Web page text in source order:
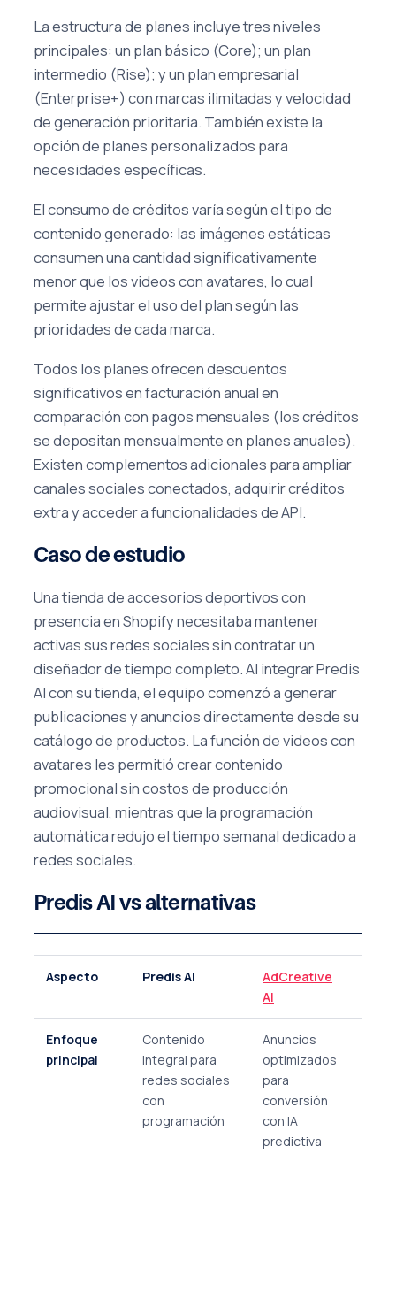
La estructura de planes incluye tres niveles
principales: un plan básico (Core); un plan
intermedio (Rise); y un plan empresarial
(Enterprise+) con marcas ilimitadas y velocidad
de generación prioritaria. También existe la
opción de planes personalizados para
necesidades específicas.
El consumo de créditos varía según el tipo de
contenido generado: las imágenes estáticas
consumen una cantidad significativamente
menor que los videos con avatares, lo cual
permite ajustar el uso del plan según las
prioridades de cada marca.
Todos los planes ofrecen descuentos
significativos en facturación anual en
comparación con pagos mensuales (los créditos
se depositan mensualmente en planes anuales).
Existen complementos adicionales para ampliar
canales sociales conectados, adquirir créditos
extra y acceder a funcionalidades de API.
Caso de estudio
Una tienda de accesorios deportivos con
presencia en Shopify necesitaba mantener
activas sus redes sociales sin contratar un
diseñador de tiempo completo. Al integrar Predis
AI con su tienda, el equipo comenzó a generar
publicaciones y anuncios directamente desde su
catálogo de productos. La función de videos con
avatares les permitió crear contenido
promocional sin costos de producción
audiovisual, mientras que la programación
automática redujo el tiempo semanal dedicado a
redes sociales.
Predis AI vs alternativas
Aspecto Predis AI
AdCreative
AI
Enfoque
principal
Contenido
integral para
redes sociales
con
programación
Anuncios
optimizados
para
conversión
con IA
predictiva